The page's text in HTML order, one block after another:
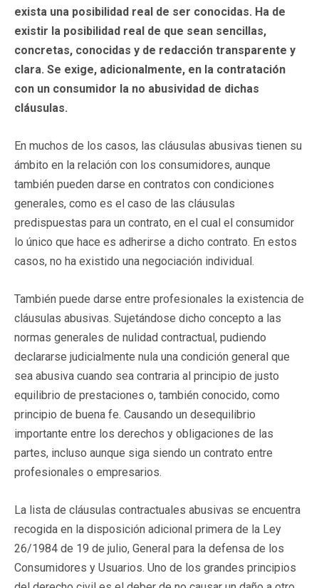
exista una posibilidad real de ser conocidas. Ha de
existir la posibilidad real de que sean sencillas,
concretas, conocidas y de redacción transparente y
clara. Se exige, adicionalmente, en la contratación
con un consumidor la no abusividad de dichas
cláusulas.
En muchos de los casos, las cláusulas abusivas tienen su
ámbito en la relación con los consumidores, aunque
también pueden darse en contratos con condiciones
generales, como es el caso de las cláusulas
predispuestas para un contrato, en el cual el consumidor
lo único que hace es adherirse a dicho contrato. En estos
casos, no ha existido una negociación individual.
También puede darse entre profesionales la existencia de
cláusulas abusivas. Sujetándose dicho concepto a las
normas generales de nulidad contractual, pudiendo
declararse judicialmente nula una condición general que
sea abusiva cuando sea contraria al principio de justo
equilibrio de prestaciones o, también conocido, como
principio de buena fe. Causando un desequilibrio
importante entre los derechos y obligaciones de las
partes, incluso aunque siga siendo un contrato entre
profesionales o empresarios.
La lista de cláusulas contractuales abusivas se encuentra
recogida en la disposición adicional primera de la Ley
26/1984 de 19 de julio, General para la defensa de los
Consumidores y Usuarios. Uno de los grandes principios